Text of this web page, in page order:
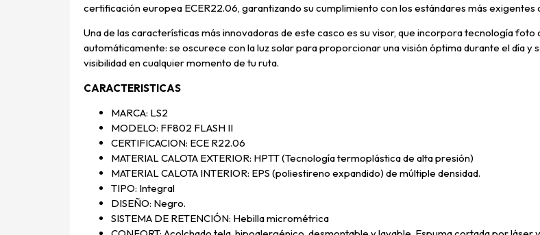
certificación europea ECER22.06, garantizando su cumplimiento con los estándares más exigentes
Una de las características más innovadoras de este casco es su visor, que incorpora tecnología
automáticamente: se oscurece con la luz solar para proporcionar una visión óptima durante el día y
visibilidad en cualquier momento de tu ruta.
CARACTERISTICAS
MARCA: LS2
MODELO: FF802 FLASH II
CERTIFICACION: ECE R22.06
MATERIAL CALOTA EXTERIOR: HPTT (Tecnología termoplástica de alta presión)
MATERIAL CALOTA INTERIOR: EPS (poliestireno expandido) de múltiple densidad.
TIPO: Integral
DISEÑO: Negro.
SISTEMA DE RETENCIÓN: Hebilla micrométrica